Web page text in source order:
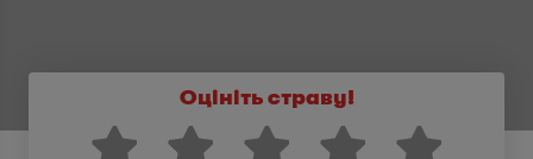
Оцініть страву!